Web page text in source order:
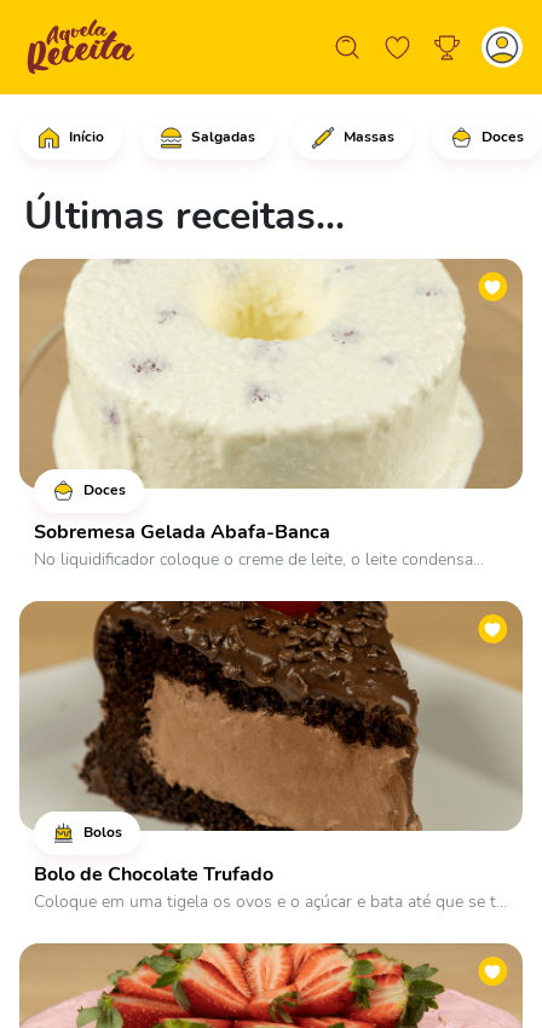
Início Salgadas Massas Doces
Últimas receitas...
Doces
Sobremesa Gelada Abafa-Banca
No liquidificador coloque o creme de leite, o leite condensa...
Bolos
Bolo de Chocolate Trufado
Coloque em uma tigela os ovos e o açúcar e bata até que se t...